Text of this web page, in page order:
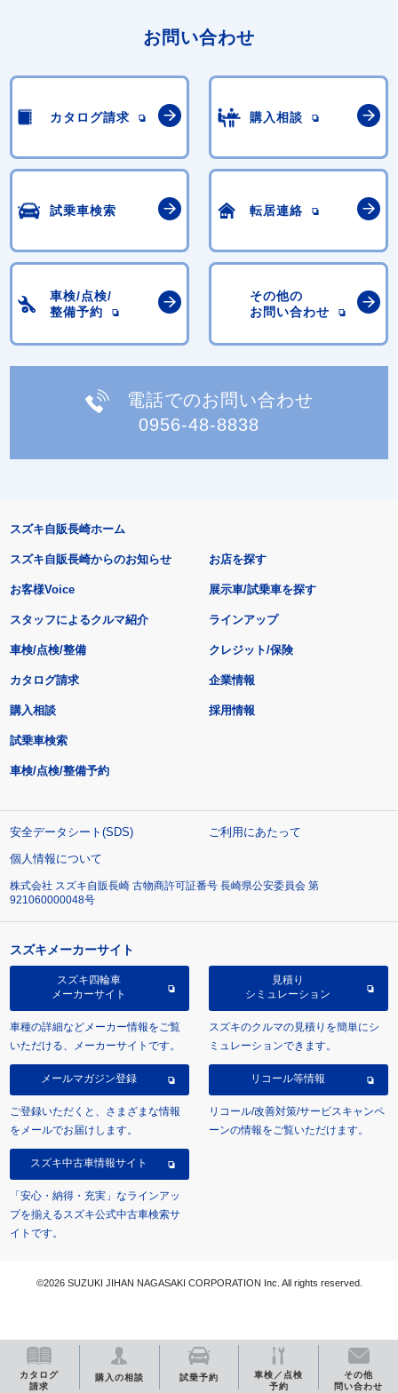
お問い合わせ
カタログ請求 購入相談
試乗車検索 転居連絡
車検/点検/
整備予約
その他の
お問い合わせ
電話でのお問い合わせ
0956-48-8838
カタログ
請求
購入の相談 試乗予約
車検／点検
予約
その他
問い合わせ
スズキ自販長崎ホーム
スズキ自販長崎からのお知らせ
お客様Voice
スタッフによるクルマ紹介
お店を探す
展示車/試乗車を探す
ラインアップ
車検/点検/整備 クレジット/保険
カタログ請求
購入相談
試乗車検索
車検/点検/整備予約
企業情報
採用情報
安全データシート(SDS)
ご利用にあたって
個人情報について
株式会社 スズキ自販長崎 古物商許可証番号 長崎県公安委員会 第
921060000048号
スズキメーカーサイト
スズキ四輪車
メーカーサイト
車種の詳細などメーカー情報をご覧
いただける、メーカーサイトです。
見積り
シミュレーション
スズキのクルマの見積りを簡単にシ
ミュレーションできます。
メールマガジン登録
ご登録いただくと、さまざまな情報
をメールでお届けします。
リコール等情報
リコール/改善対策/サービスキャンペ
ーンの情報をご覧いただけます。
スズキ中古車情報サイト
「安心・納得・充実」なラインアッ
プを揃えるスズキ公式中古車検索サ
イトです。
©2026 SUZUKI JIHAN NAGASAKI CORPORATION Inc. All rights reserved.